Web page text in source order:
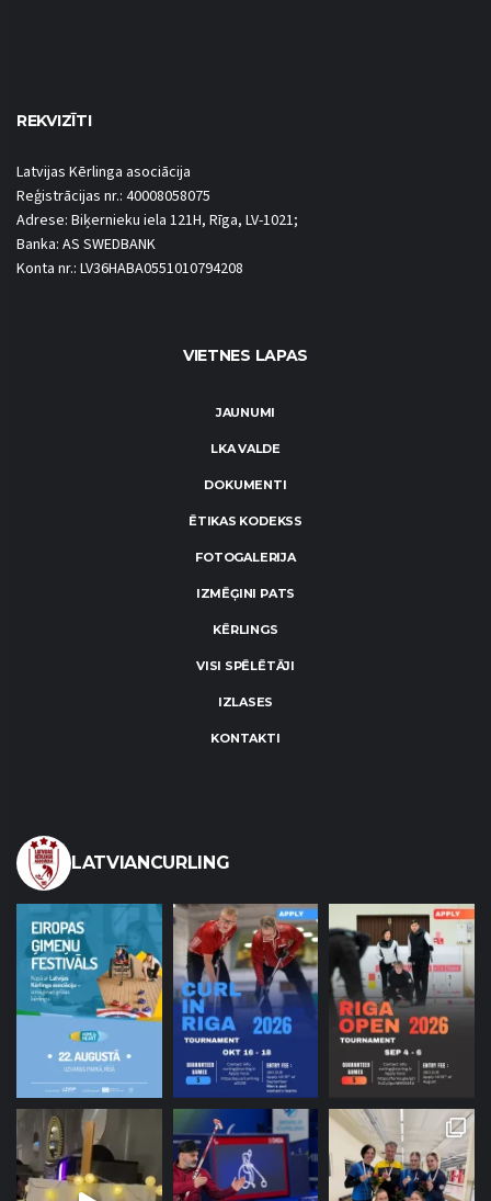
REKVIZĪTI
Latvijas Kērlinga asociācija
Reģistrācijas nr.: 40008058075
Adrese: Biķernieku iela 121H, Rīga, LV-1021;
Banka: AS SWEDBANK
Konta nr.: LV36HABA0551010794208
VIETNES LAPAS
JAUNUMI
LKA VALDE
DOKUMENTI
ĒTIKAS KODEKSS
FOTOGALERIJA
IZMĒĢINI PATS
KĒRLINGS
VISI SPĒLĒTĀJI
IZLASES
KONTAKTI
LATVIANCURLING